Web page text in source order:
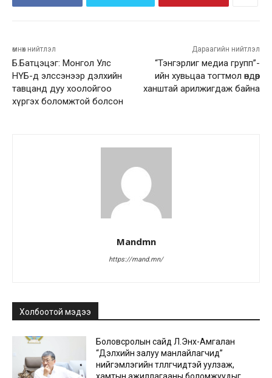
өмнөх нийтлэл
Б.Батцэцэг: Монгол Улс
НҮБ-д элссэнээр дэлхийн
тавцанд дуу хоолойгоо
хүргэх боломжтой болсон
Дараагийн нийтлэл
“Тэнгэрлиг медиа групп”-
ийн хувьцаа тогтмол өндөр
ханштай арилжигдаж байна
Mandmn
https://mand.mn/
Холбоотой мэдээ
Боловсролын сайд Л.Энх-Амгалан
“Дэлхийн залуу манлайлагчид”
нийгэмлэгийн төлөөлөгчидтэй уулзаж,